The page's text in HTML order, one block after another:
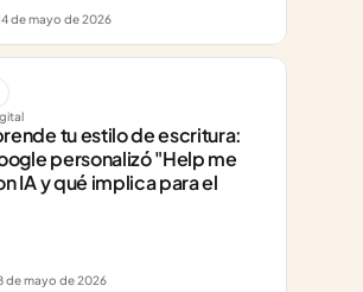
de mayo de 2026
tu estilo de escritura:
personalizó "Help me
IA y qué implica para el
de mayo de 2026